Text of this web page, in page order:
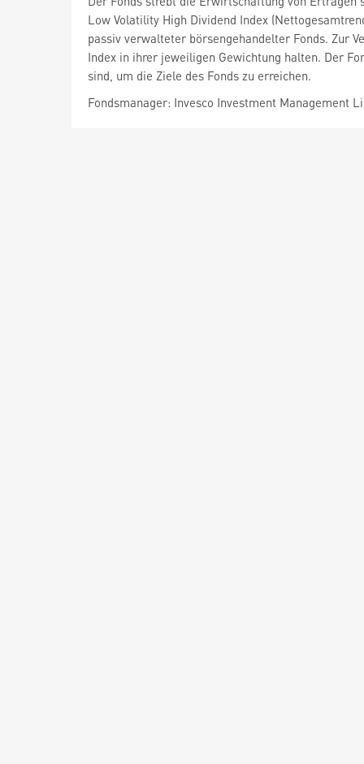
Low Volatility High Dividend Index
passiv verwalteter börsengehandelter Fonds. Zur
Index in ihrer jeweiligen Gewichtung halten. Der
sind, um die Ziele des Fonds zu erreichen.
Fondsmanager: Invesco Investment Management